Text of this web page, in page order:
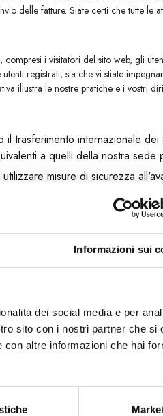
Informazioni sui
dei social media e per
sito con i nostri partner che si
altre informazioni che hai
delle fatture. Siate certi che tutte le
i visitatori del sito web, gli
registrati, sia che vi stiate
illustra le nostre pratiche e i vostri
trasferimento internazionale
a quelli della nostra sede
misure di sicurezza
dei dati (DPA) che garantiscono
parti implementino misure
alle nostre pratiche di
solo in conformità a questa politica
all'indirizzo
al Regolamento generale sulla
diritti. Di seguito viene fornita